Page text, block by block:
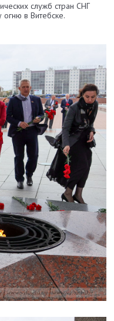
служб стран СНГ
в Витебске.